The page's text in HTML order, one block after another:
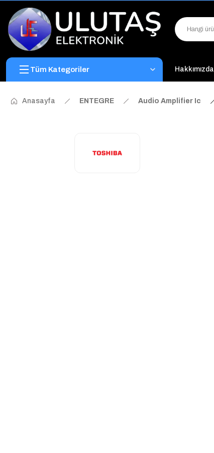
Tüm Kategoriler Hakkımızda
Anasayfa ENTEGRE Audio Amplifier Ic